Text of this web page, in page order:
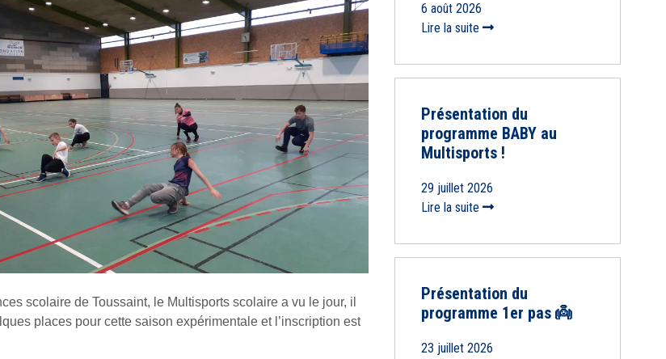
scolaire de Toussaint, le Multisports scolaire a vu le jour, il
places pour cette saison expérimentale et l’inscription est
6 août 2026
Lire la suite
Présentation du
programme BABY au
Multisports !
29 juillet 2026
Lire la suite
Présentation du
programme 1er pas 👼
23 juillet 2026